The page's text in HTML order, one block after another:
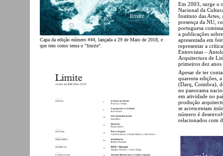
Capa da edição número #44, lançada a 29 de Maio de 2018, e
que tem como tema o "limite".
Em 2003, surge o
Nacional da
Instituto das Artes,
presença da NU,
portuguesa
a publicações
apresentada em
representar a
Entrevistas –
Arquitectura de
primeiros dez anos
Apesar de ter
quarenta edições,
(Darq, Coimbra),
no panorama
em atividade no
produção
se acrescentam
número é
relacionados com